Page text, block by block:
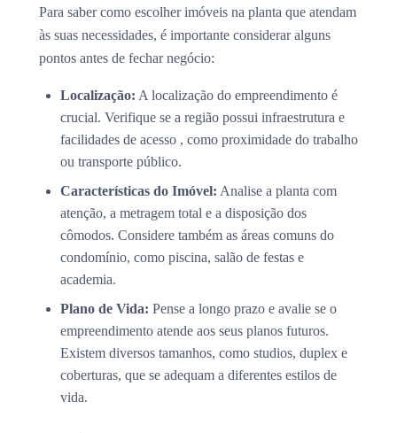
Para saber como escolher imóveis na planta que atendam
às suas necessidades, é importante considerar alguns
pontos antes de fechar negócio:
Localização: A localização do empreendimento é
crucial. Verifique se a região possui infraestrutura e
facilidades de acesso , como proximidade do trabalho
ou transporte público.
Características do Imóvel: Analise a planta com
atenção, a metragem total e a disposição dos
cômodos. Considere também as áreas comuns do
condomínio, como piscina, salão de festas e
academia.
Plano de Vida: Pense a longo prazo e avalie se o
empreendimento atende aos seus planos futuros.
Existem diversos tamanhos, como studios, duplex e
coberturas, que se adequam a diferentes estilos de
vida.